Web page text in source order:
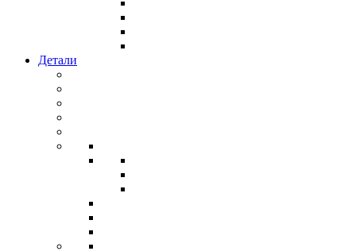
Детали